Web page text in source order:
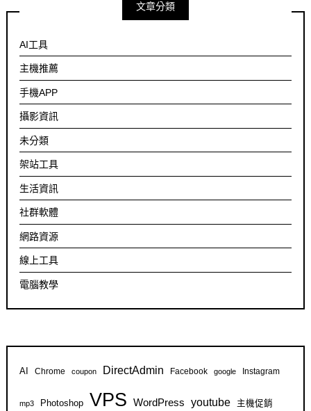
文章分類
AI工具
主機推薦
手機APP
攝影資訊
未分類
架站工具
生活資訊
社群軟體
網路資源
線上工具
電腦教學
AI Chrome coupon DirectAdmin Facebook google Instagram
mp3 Photoshop VPS WordPress youtube 主機促銷